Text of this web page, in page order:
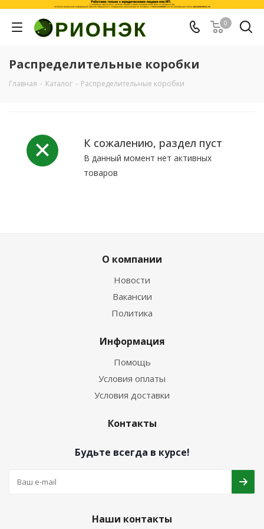
0
Распределительные коробки
Главная - Каталог - Распределительные коробки
К сожалению, раздел пуст
В данный момент нет активных
товаров
О компании
Новости
Вакансии
Политика
Информация
Помощь
Условия оплаты
Условия доставки
Контакты
Будьте всегда в курсе!
Наши контакты